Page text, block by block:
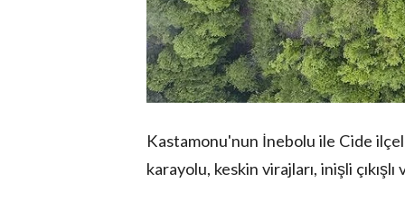
Kastamonu'nun İnebolu ile Cide
karayolu, keskin virajları, inişli